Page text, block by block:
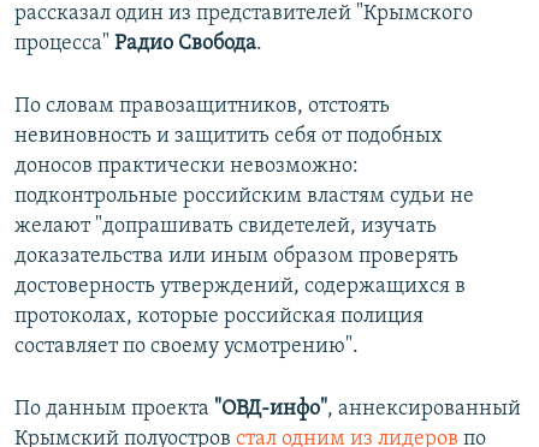
рассказал один из представителей "Крымского
процесса" Радио Свобода.
По словам правозащитников, отстоять
невиновность и защитить себя от подобных
доносов практически невозможно:
подконтрольные российским властям судьи не
желают "допрашивать свидетелей, изучать
доказательства или иным образом проверять
достоверность утверждений, содержащихся в
протоколах, которые российская полиция
составляет по своему усмотрению".
По данным проекта "ОВД-инфо", аннексированный
Крымский полуостров стал одним из лидеров по